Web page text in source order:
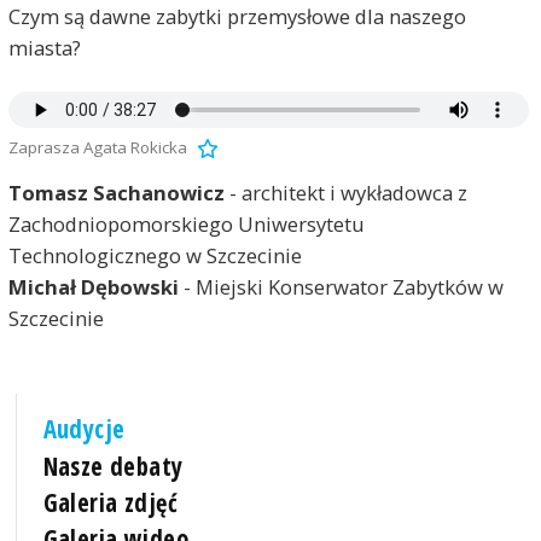
Czym są dawne zabytki przemysłowe dla naszego
miasta?
Zaprasza Agata Rokicka
Tomasz Sachanowicz - architekt i wykładowca z
Zachodniopomorskiego Uniwersytetu
Technologicznego w Szczecinie
Michał Dębowski - Miejski Konserwator Zabytków w
Szczecinie
Audycje
Nasze debaty
Galeria zdjęć